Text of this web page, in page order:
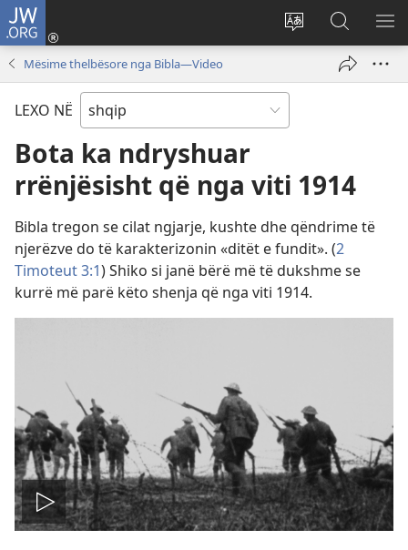
JW.ORG
Ndrysho
Hyr
me
dritare
Kërko
në
JW.ORG
Mësime thelbësore nga Bibla​—Video
LEXO NË
Bota ka ndryshuar
rrënjësisht që nga viti 1914
Bibla tregon se cilat ngjarje, kushte dhe qëndrime të
njerëzve do të karakterizonin «ditët e fundit». (2
Timoteut 3:1) Shiko si janë bërë më të dukshme se
kurrë më parë këto shenja që nga viti 1914.
Nis